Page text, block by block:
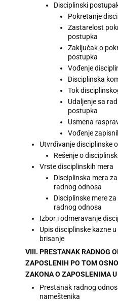
Disciplinski
Pokretanje
Zastarelost
postupka
Zaključak o
postupka
Vođenje
Disciplinska
Tok
Udaljenje sa
postupka
Usmena
Vođenje
Utvrđivanje disciplinske
Rešenje o
Vrste disciplinskih mera
Disciplinska mera
radnog odnosa
Disciplinske mere
radnog odnosa
Izbor i odmeravanje
Upis disciplinske kazne
brisanje
VIII. PRESTANAK RADNOG
ZAPOSLENIH PO TOM
ZAKONA O ZAPOSLENIMA
Prestanak radnog
nameštenika